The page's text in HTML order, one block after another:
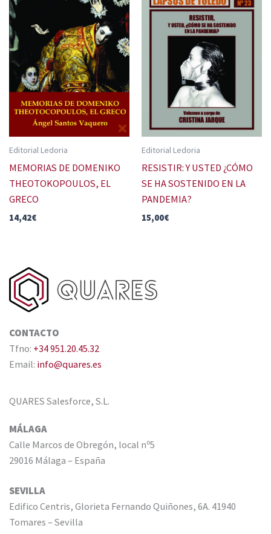
Editorial Ledoria
MEMORIAS DE DOMENIKO
THEOTOKOPOULOS, EL
GRECO
14,42€
Editorial Ledoria
RESISTIR: Y USTED ¿CÓMO
SE HA SOSTENIDO EN LA
PANDEMIA?
15,00€
CONTACTO
Tfno: +34 951.20.45.32
Email: info@quares.es
QUARES Salesforce, S.L.
MÁLAGA
Calle Marcos de Obregón, local nº5
29016 Málaga – España
SEVILLA
Edifico Centris, Glorieta Fernando Quiñones, 6A. 41940
Tomares – Sevilla